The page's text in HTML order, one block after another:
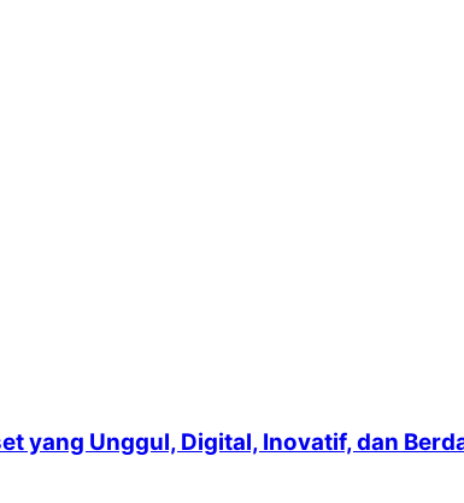
yang Unggul, Digital, Inovatif, dan